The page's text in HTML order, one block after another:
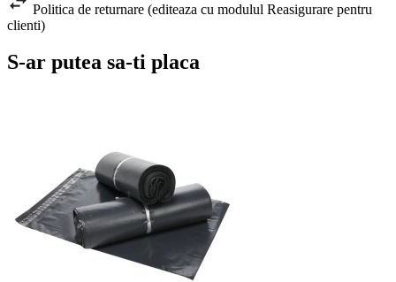
Politica de returnare (editeaza cu modulul Reasigurare pentru
clienti)
S-ar putea sa-ti placa